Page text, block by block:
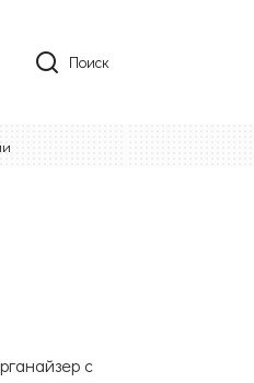
Поиск
с